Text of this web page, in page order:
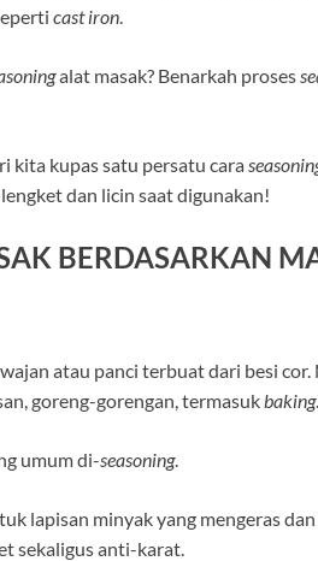
cast iron.
alat masak? Benarkah proses
kita kupas satu persatu cara
dan licin saat digunakan!
BERDASARKAN
atau panci terbuat dari besi
goreng-gorengan, termasuk baking.
umum di-seasoning.
lapisan minyak yang mengeras
sekaligus anti-karat.